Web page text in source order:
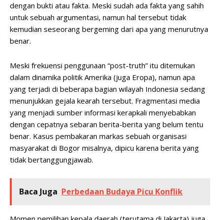
dengan bukti atau fakta. Meski sudah ada fakta yang sahih
untuk sebuah argumentasi, namun hal tersebut tidak
kemudian seseorang bergeming dari apa yang menurutnya
benar.
Meski frekuensi penggunaan “post-truth” itu ditemukan
dalam dinamika politik Amerika (juga Eropa), namun apa
yang terjadi di beberapa bagian wilayah Indonesia sedang
menunjukkan gejala kearah tersebut. Fragmentasi media
yang menjadi sumber informasi kerapkali menyebabkan
dengan cepatnya sebaran berita-berita yang belum tentu
benar. Kasus pembakaran markas sebuah organisasi
masyarakat di Bogor misalnya, dipicu karena berita yang
tidak bertanggungjawab.
Baca Juga Perbedaan Budaya Picu Konflik